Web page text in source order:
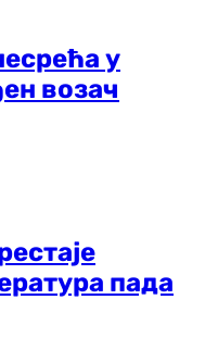
у
возач
пада